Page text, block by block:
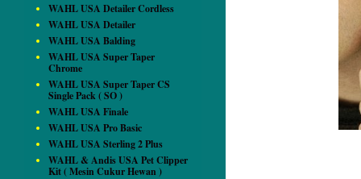
WAHL USA Detailer Cordless
WAHL USA Detailer
WAHL USA Balding
WAHL USA Super Taper
Chrome
WAHL USA Super Taper CS
Single Pack ( SO )
WAHL USA Finale
WAHL USA Pro Basic
WAHL USA Sterling 2 Plus
WAHL & Andis USA Pet Clipper
Kit ( Mesin Cukur Hewan )